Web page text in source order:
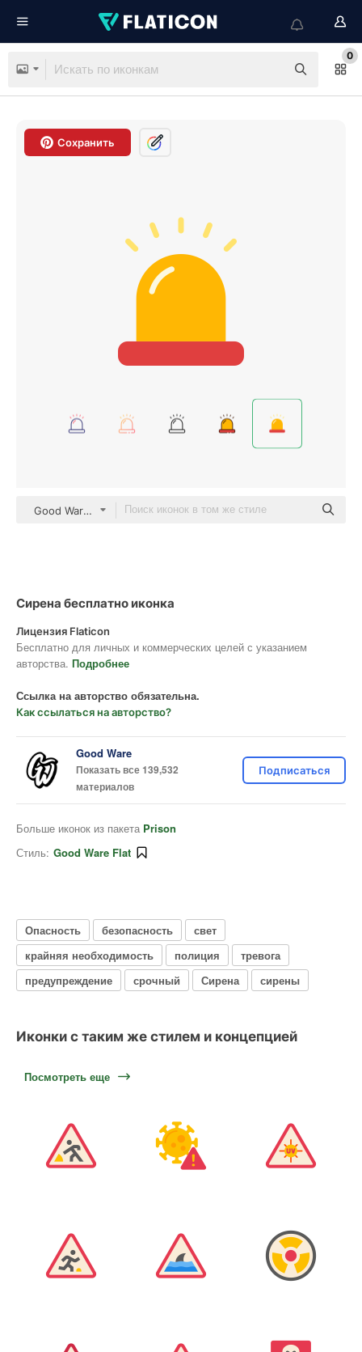
0
Сохранить
Good Ware Flat
Сирена бесплатно иконка
Лицензия Flaticon
Бесплатно для личных и коммерческих целей с указанием
авторства. Подробнее
Ссылка на авторство обязательна.
Как ссылаться на авторство?
Good Ware
Показать все 139,532
материалов
Подписаться
Больше иконок из пакета Prison
Стиль: Good Ware Flat
Опасность безопасность
свет
крайняя необходимость
полиция
тревога
предупреждение
срочный Сирена сирены
Иконки с таким же стилем и концепцией
Посмотреть еще